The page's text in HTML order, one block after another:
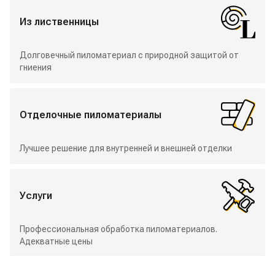
Из лиственницы
Долговечный пиломатериал с природной защитой от
гниения
Отделочные пиломатериалы
Лучшее решение для внутренней и внешней отделки
Услуги
Профессиональная обработка пиломатериалов.
Адекватные цены